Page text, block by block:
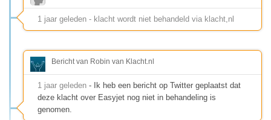
1 jaar geleden - klacht wordt niet behandeld via klacht,nl
Bericht van Robin van Klacht.nl
1 jaar geleden - Ik heb een bericht op Twitter geplaatst dat
deze klacht over Easyjet nog niet in behandeling is
genomen.